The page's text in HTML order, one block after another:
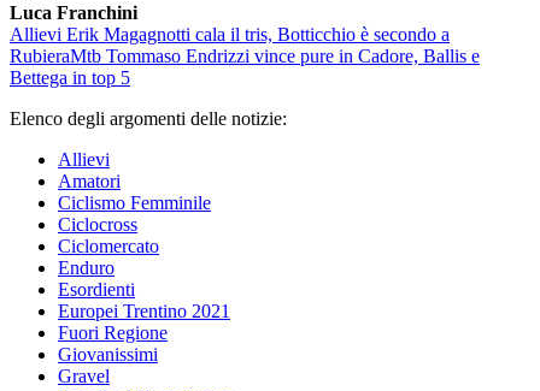
Luca Franchini
Allievi Erik Magagnotti cala il tris, Botticchio è secondo a
RubieraMtb Tommaso Endrizzi vince pure in Cadore, Ballis e
Bettega in top 5
Elenco degli argomenti delle notizie:
Allievi
Amatori
Ciclismo Femminile
Ciclocross
Ciclomercato
Enduro
Esordienti
Europei Trentino 2021
Fuori Regione
Giovanissimi
Gravel